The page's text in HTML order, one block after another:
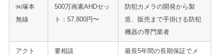
㈱塚本
無線
500万画素AHDセッ
ト：57,800円〜
防犯カメラの開発から製
造、販売まで手掛ける防犯
機器の専門業者
アクト
要相談
最長5年間の長期保証でメ